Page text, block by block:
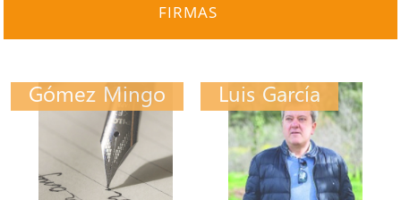
FIRMAS
Gómez Mingo Luis García